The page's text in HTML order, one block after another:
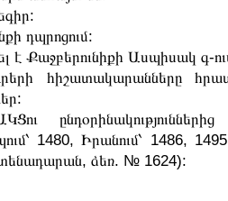
դպրոցում:
է Քաջբերունիքի Ասպիսակ գ-
հիշատակարանները
1480, Իրանում՝ 1486,
ձեռ. № 1624):